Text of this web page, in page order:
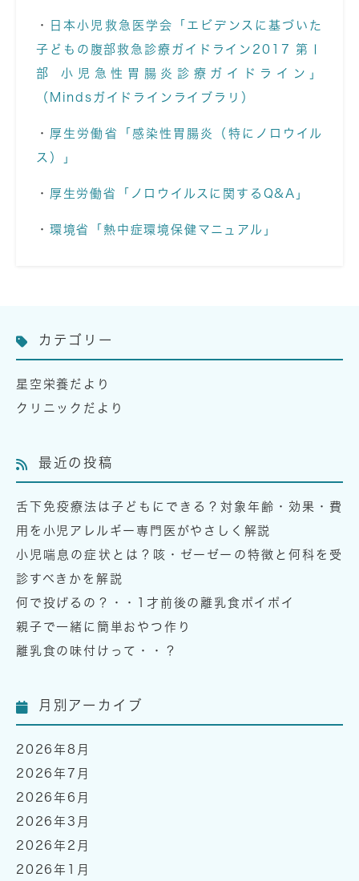
・
日本小児救急医学会「エビデンスに基づいた
子どもの腹部救急診療ガイドライン2017 第Ⅰ
部 小児急性胃腸炎診療ガイドライン」
（Mindsガイドラインライブラリ）
・ 厚生労働省「感染性胃腸炎（特にノロウイル
ス）」
・ 厚生労働省「ノロウイルスに関するQ&A」
・ 環境省「熱中症環境保健マニュアル」
カテゴリー
星空栄養だより
クリニックだより
最近の投稿
舌下免疫療法は子どもにできる？対象年齢・効果・費
用を小児アレルギー専門医がやさしく解説
小児喘息の症状とは？咳・ゼーゼーの特徴と何科を受
診すべきかを解説
何で投げるの？・・1才前後の離乳食ポイポイ
親子で一緒に簡単おやつ作り
離乳食の味付けって・・？
月別アーカイブ
2026年8月
2026年7月
2026年6月
2026年3月
2026年2月
2026年1月